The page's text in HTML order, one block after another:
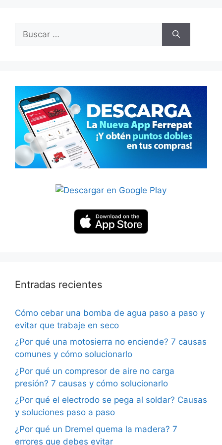
Entradas recientes
Cómo cebar una bomba de agua paso a paso y
evitar que trabaje en seco
¿Por qué una motosierra no enciende? 7 causas
comunes y cómo solucionarlo
¿Por qué un compresor de aire no carga
presión? 7 causas y cómo solucionarlo
¿Por qué el electrodo se pega al soldar? Causas
y soluciones paso a paso
¿Por qué un Dremel quema la madera? 7
errores que debes evitar